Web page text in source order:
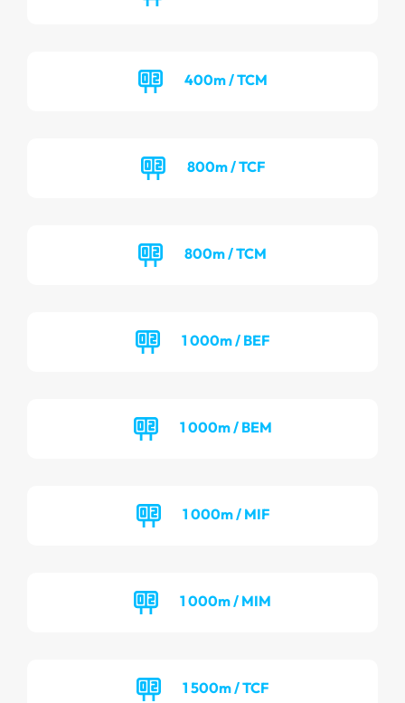
400m / TCM
800m / TCF
800m / TCM
1 000m / BEF
1 000m / BEM
1 000m / MIF
1 000m / MIM
1 500m / TCF